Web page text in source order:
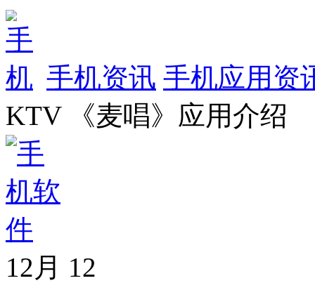
手机资讯 手机应用资
KTV 《麦唱》应用介绍
12月 12